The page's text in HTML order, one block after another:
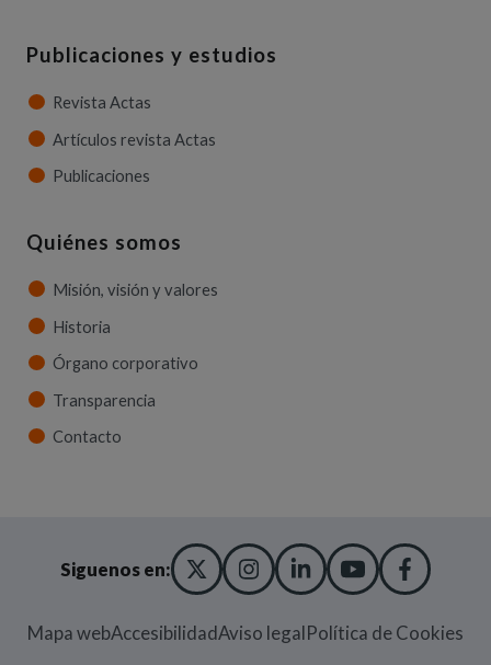
Publicaciones y estudios
Revista Actas
Artículos revista Actas
Publicaciones
Quiénes somos
Misión, visión y valores
Historia
Órgano corporativo
Transparencia
Contacto
Siguenos en: X TWITTER
(ABRE EN NUEVA
INSTAGRAM
(ABRE EN NUEVA
LINKEDIN
(ABRE EN
YOUTUBE
(ABRE EN
Mapa webAccesibilidadAviso legalPolítica de Cookies